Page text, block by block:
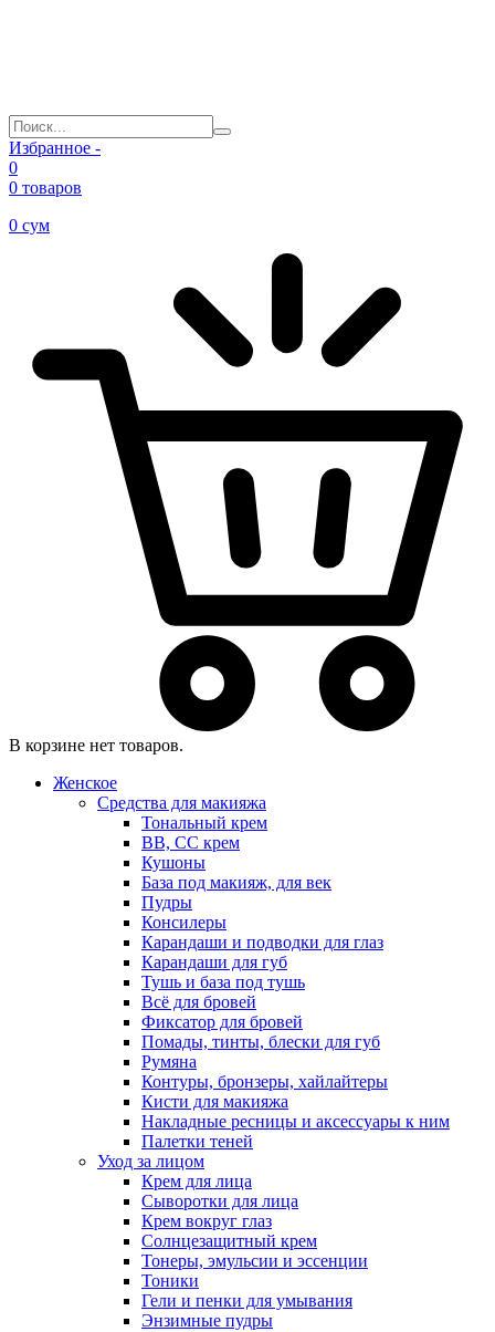
Избранное -
0
0 товаров
0 сум
В корзине нет товаров.
Женское
Средства для макияжа
Тональный крем
BB, CC крем
Кушоны
База под макияж, для век
Пудры
Консилеры
Карандаши и подводки для глаз
Карандаши для губ
Тушь и база под тушь
Всё для бровей
Фиксатор для бровей
Помады, тинты, блески для губ
Румяна
Контуры, бронзеры, хайлайтеры
Кисти для макияжа
Накладные ресницы и аксессуары к ним
Палетки теней
Уход за лицом
Крем для лица
Сыворотки для лица
Крем вокруг глаз
Солнцезащитный крем
Тонеры, эмульсии и эссенции
Тоники
Гели и пенки для умывания
Энзимные пудры